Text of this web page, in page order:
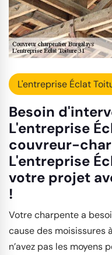
L'entreprise Éclat
Besoin
L'entreprise
couvreur-
L'entreprise
votre projet
!
Votre charpente a
cause des moisissures
n’avez pas les moyens